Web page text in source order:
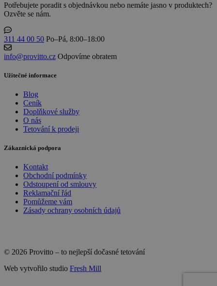
Potřebujete poradit s objednávkou nebo nemáte jasno v produktech?
Ozvěte se nám.
311 44 00 50 Po–Pá, 8:00–18:00
info@provitto.cz Odpovíme obratem
Užitečné informace
Blog
Ceník
Doplňkové služby
O nás
Tetování k prodeji
Zákaznická podpora
Kontakt
Obchodní podmínky
Odstoupení od smlouvy
Reklamační řád
Pomůžeme vám
Zásady ochrany osobních údajů
© 2026 Provitto – to nejlepší dočasné tetování
Web vytvořilo studio Fresh Mill